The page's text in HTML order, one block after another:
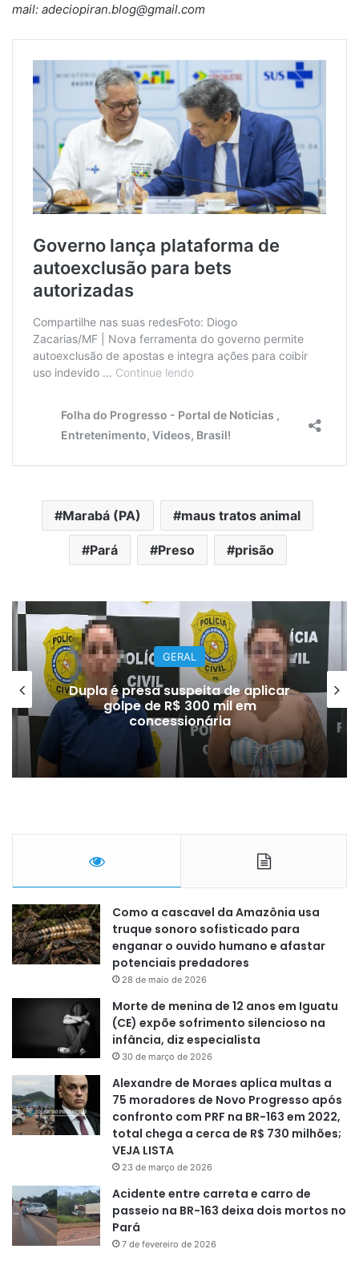
mail: adeciopiran.blog@gmail.com
Marabá (PA) maus tratos animal
Pará Preso prisão
GERAL
Dupla é presa suspeita de aplicar
golpe de R$ 300 mil em
concessionária
Como a cascavel da Amazônia usa
truque sonoro sofisticado para
enganar o ouvido humano e afastar
potenciais predadores
28 de maio de 2026
Morte de menina de 12 anos em Iguatu
(CE) expõe sofrimento silencioso na
infância, diz especialista
30 de março de 2026
Alexandre de Moraes aplica multas a
75 moradores de Novo Progresso após
confronto com PRF na BR-163 em 2022,
total chega a cerca de R$ 730 milhões;
VEJA LISTA
23 de março de 2026
Acidente entre carreta e carro de
passeio na BR-163 deixa dois mortos no
Pará
7 de fevereiro de 2026